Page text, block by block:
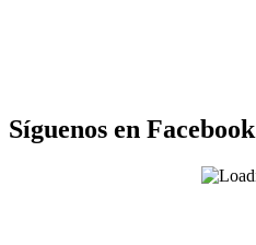
Síguenos en Facebook